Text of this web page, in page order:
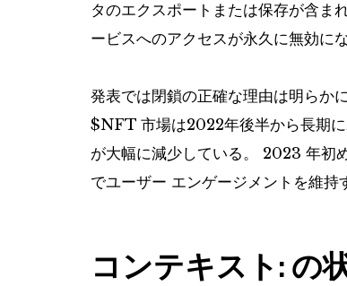
タのエクスポートまたは保存が含ま
ービスへのアクセスが永久に無効に
発表では閉鎖の正確な理由は明らか
$NFT 市場は2022年後半から長期
が大幅に減少している。 2023 年
でユーザー エンゲージメントを維持
コンテキスト: の